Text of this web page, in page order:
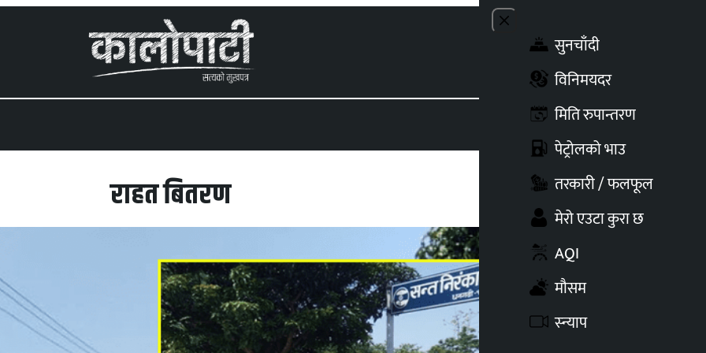
Close menu
सुनचाँदी
विनिमयदर
मिति रुपान्तरण
पेट्रोलको भाउ
तरकारी / फलफूल
मेरो एउटा कुरा छ
AQI
मौसम
स्न्याप
राहत बितरण